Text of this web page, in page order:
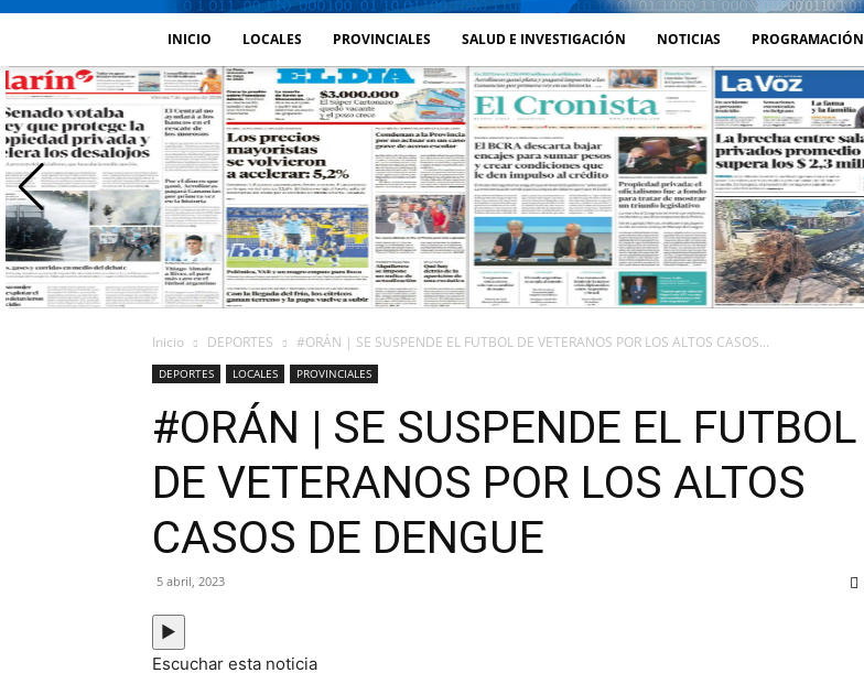
FM
GOLD
INICIO LOCALES PROVINCIALES SALUD E INVESTIGACIÓN NOTICIAS PROGRAMACIÓN
Inicio DEPORTES #ORÁN | SE SUSPENDE EL FUTBOL DE VETERANOS POR LOS ALTOS CASOS...
DEPORTES LOCALES PROVINCIALES
#ORÁN | SE SUSPENDE EL FUTBOL
DE VETERANOS POR LOS ALTOS
CASOS DE DENGUE
5 abril, 2023
▶
Escuchar esta noticia